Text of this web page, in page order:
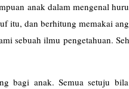
anak dalam mengenal
itu, dan berhitung memakai
sebuah ilmu pengetahuan.
bagi anak. Semua setuju